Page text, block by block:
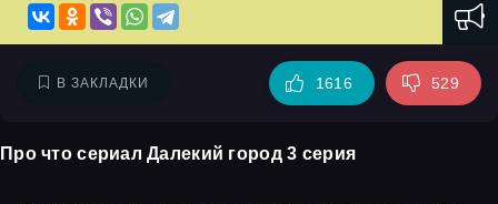
В ЗАКЛАДКИ 1616 529
Про что сериал Далекий город 3 серия